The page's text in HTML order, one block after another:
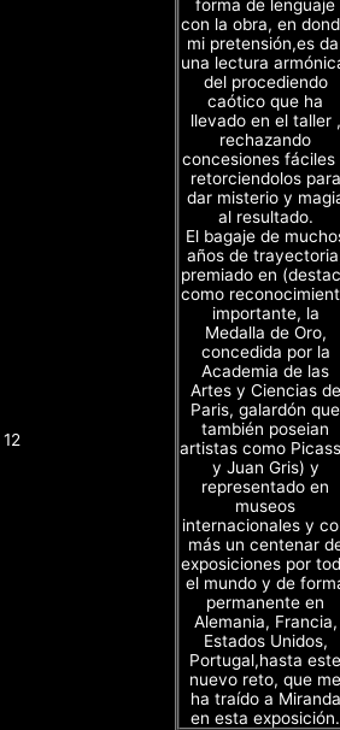
12
forma de lenguaje
con la obra, en
mi pretensión,es
una lectura
del procediendo
caótico que ha
llevado en el taller ,
rechazando
concesiones fáciles
retorciendolos para
dar misterio y
al resultado.
El bagaje de
años de
premiado en
como
importante, la
Medalla de Oro,
concedida por la
Academia de las
Artes y Ciencias de
Paris, galardón que
también poseian
artistas como
y Juan Gris) y
representado en
museos
internacionales y
más un centenar
exposiciones por
el mundo y de
permanente en
Alemania, Francia,
Estados Unidos,
Portugal,hasta este
nuevo reto, que me
ha traído a Miranda
en esta exposición.